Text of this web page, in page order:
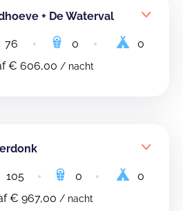
+ De Waterval
76 0
0
€ 606,00 / nacht
105 0
0
€ 967,00 / nacht